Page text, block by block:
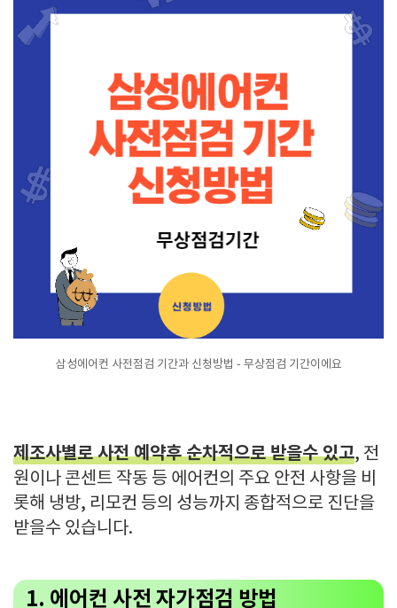
삼성에어컨 사전점검 기간과 신청방법 - 무상점검 기간이에요
제조사별로 사전 예약후 순차적으로 받을수 있고, 전
원이나 콘센트 작동 등 에어컨의 주요 안전 사항을 비
롯해 냉방, 리모컨 등의 성능까지 종합적으로 진단을
받을수 있습니다.
1. 에어컨 사전 자가점검 방법